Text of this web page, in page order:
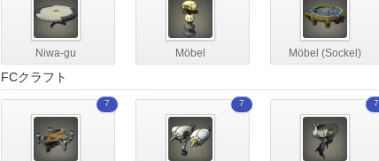
Niwa-gu Möbel Möbel (Sockel)
FCクラフト
7 7 7